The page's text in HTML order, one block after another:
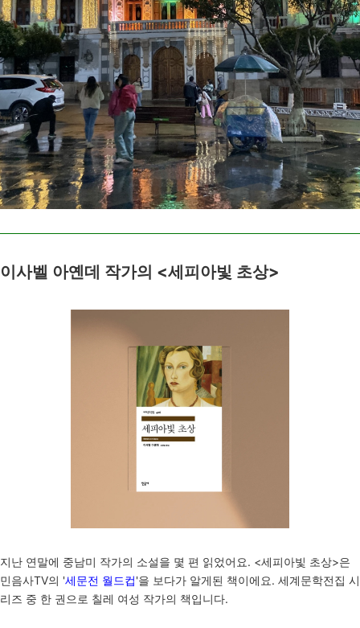
이사벨 아옌데 작가의 <세피아빛 초상>
지난 연말에 중남미 작가의 소설을 몇 편 읽었어요. <세피아빛 초상>은
민음사TV의 '세문전 월드컵'을 보다가 알게된 책이에요. 세계문학전집 시
리즈 중 한 권으로 칠레 여성 작가의 책입니다.